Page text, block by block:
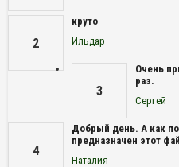
2
круто
Ильдар
3
Очень
раз.
Сергей
4
Добрый день. А как
предназначен этот
Наталия